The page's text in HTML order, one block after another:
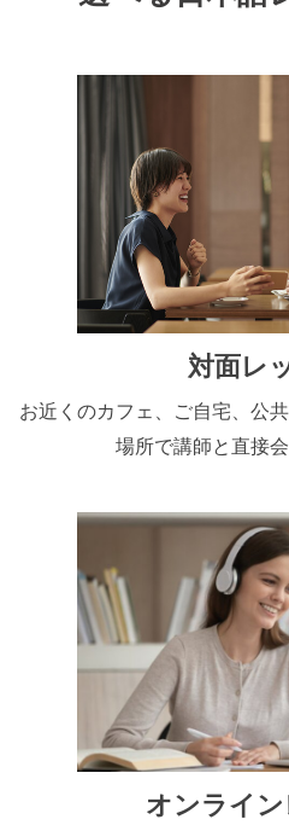
対面レ
お近くのカフェ、ご自宅、公
場所で講師と直接会
オンライ